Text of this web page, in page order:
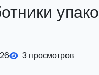
3 просмотров